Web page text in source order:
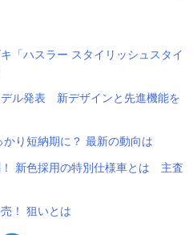
「ハスラー スタイリッシュスタイ
ル発表 新デザインと先進機能を
り短納期に？ 最新の動向は
新色採用の特別仕様車とは 主査
！ 狙いとは